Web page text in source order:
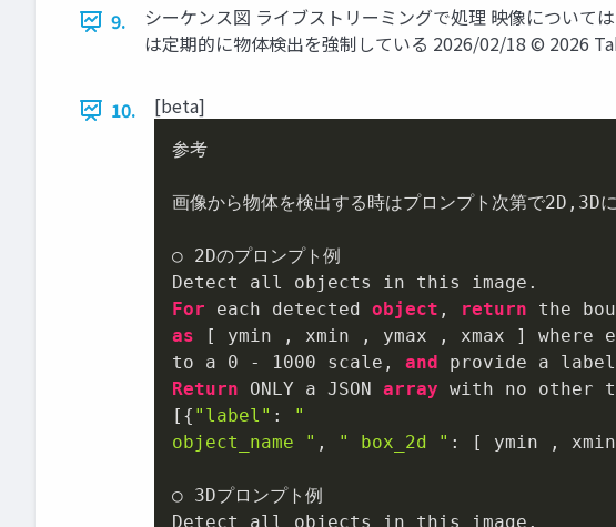
9.
シーケンス図 ライブストリーミングで処理 映像につい
は定期的に物体検出を強制している 2026/02/18 © 2026
10. [beta]
参考
画像から物体を検出する時はプロンプト次第で2D, 3D
○ 2Dのプロンプト例
For each detected object , return
as [ ymin , xmin , ymax , xmax ] where
to a 0 - 1000 scale, and
Return ONLY a JSON array with no other
[{ "label" :
"
object_name " , " box_2d " : [ ymin ,
○ 3Dプロンプト例